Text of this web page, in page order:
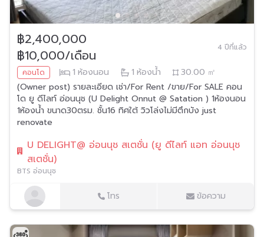
฿2,400,000
฿10,000/เดือน
4 ปีที่แล้ว
คอนโด 1 ห้องนอน 1 ห้องน้ำ 30.00 ㎡
(Owner post) รายละเอียด เช่า/For Rent /ขาย/For SALE คอน
โด ยู ดีไลท์ อ่อนนุช (U Delight Onnut @ Satation ) 1ห้องนอน
1ห้องน้ำ ขนาด30ตรม. ชั้น16 ทิศใต้ วิวโล่งไม่มีตึกบัง just
renovate
U DELIGHT@ อ่อนนุช สเตชั่น (ยู ดีไลท์ แอท อ่อนนุช
สเตชั่น)
BTS อ่อนนุช
โทร ข้อความ